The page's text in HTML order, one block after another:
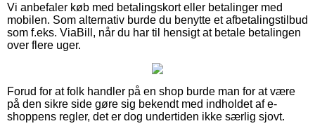
Vi anbefaler køb med betalingskort eller betalinger med
mobilen. Som alternativ burde du benytte et afbetalingstilbud
som f.eks. ViaBill, når du har til hensigt at betale betalingen
over flere uger.
Forud for at folk handler på en shop burde man for at være
på den sikre side gøre sig bekendt med indholdet af e-
shoppens regler, det er dog undertiden ikke særlig sjovt.